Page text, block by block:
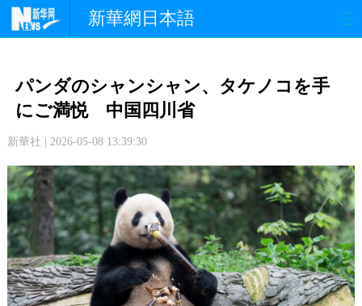
新華網日本語
文 化 観 光
中日交流
写 真
パンダのシャンシャン、タケノコを手
にご満悦 中国四川省
新華社 | 2026-05-08 13:39:30